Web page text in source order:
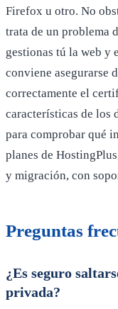
Firefox u otro. No
trata de un problema
gestionas tú la web y
conviene asegurarse
correctamente el
características de los
para comprobar qué
planes de
y migración, con
Preguntas
¿Es seguro
privada?